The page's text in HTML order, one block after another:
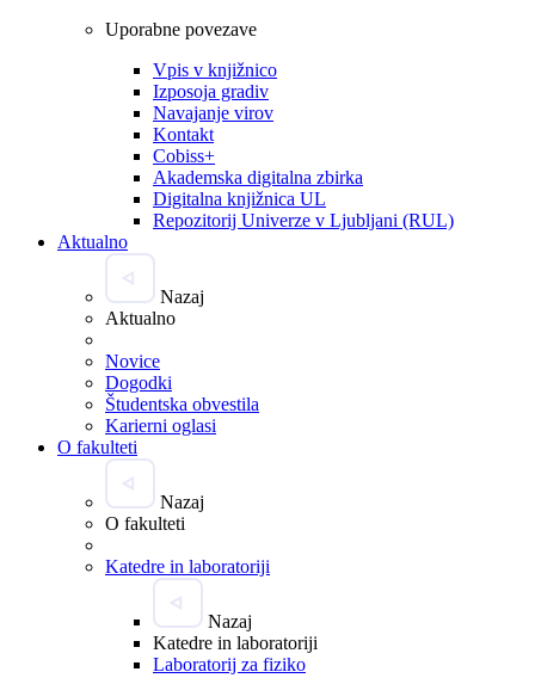
Uporabne povezave
Vpis v knjižnico
Izposoja gradiv
Navajanje virov
Kontakt
Cobiss+
Akademska digitalna zbirka
Digitalna knjižnica UL
Repozitorij Univerze v Ljubljani (RUL)
Aktualno
Nazaj
Aktualno
Novice
Dogodki
Študentska obvestila
Karierni oglasi
O fakulteti
Nazaj
O fakulteti
Katedre in laboratoriji
Nazaj
Katedre in laboratoriji
Laboratorij za fiziko